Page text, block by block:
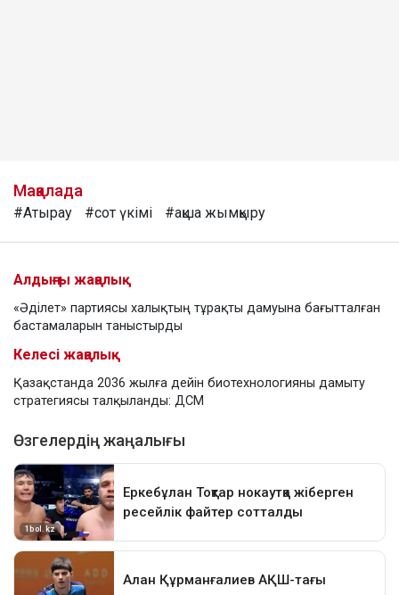
Мақалада
#Атырау #сот үкімі #ақша жымқыру
Алдыңғы жаңалық
«Әділет» партиясы халықтың тұрақты дамуына бағытталған
бастамаларын таныстырды
Келесі жаңалық
Қазақстанда 2036 жылға дейін биотехнологияны дамыту
стратегиясы талқыланды: ДСМ